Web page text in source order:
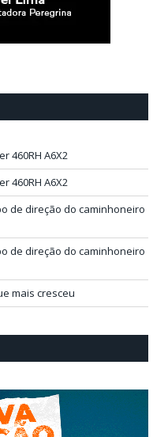
460RH A6X2
460RH A6X2
de direção do caminhoneiro
de direção do caminhoneiro
mais cresceu